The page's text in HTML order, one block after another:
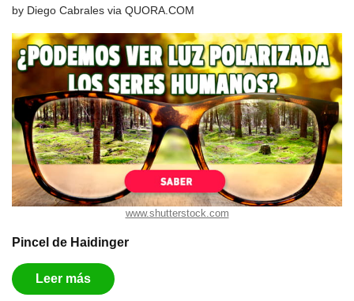
by Diego Cabrales via QUORA.COM
www.shutterstock.com
Pincel de Haidinger
Leer más